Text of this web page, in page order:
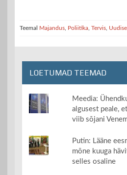
Teemal Majandus Poliitika Tervis
LOETUMAD TEEMAD
Meedia:
algusest peale,
viib sõjani
Putin: Lääne
mõne kuuga
selles osaline